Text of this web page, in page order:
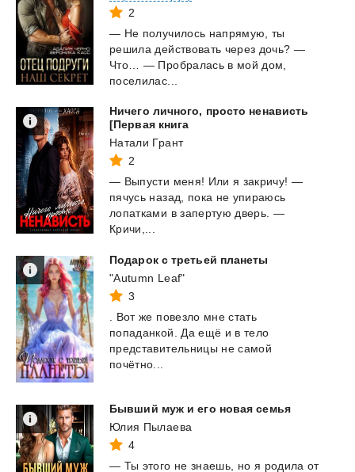
2
— Не получилось напрямую, ты
решила действовать через дочь? —
Что… — Пробралась в мой дом,
поселилас...
Ничего личного, просто ненависть
[Первая книга
Натали Грант
2
— Выпусти меня! Или я закричу! —
пячусь назад, пока не упираюсь
лопатками в запертую дверь. —
Кричи,...
Подарок с третьей планеты
"Autumn Leaf"
3
. Вот же повезло мне стать
попаданкой. Да ещё и в тело
представительницы не самой
почётно...
Бывший муж и его новая семья
Юлия Пылаева
4
— Ты этого не знаешь, но я родила от